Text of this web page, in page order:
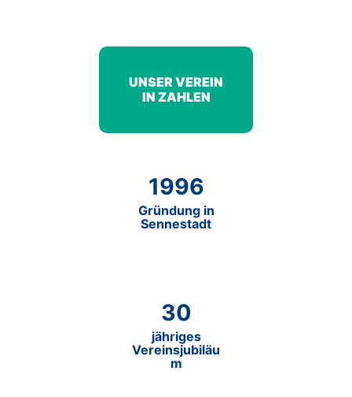
UNSER VEREIN
IN ZAHLEN
1996
Gründung in
Sennestadt
30
jähriges
Vereinsjubiläu
m